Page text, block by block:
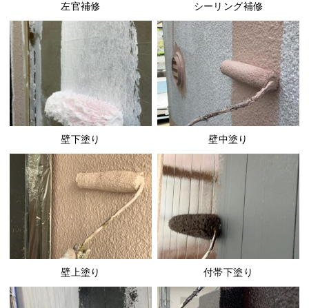
左官補修 シーリング補修
壁下塗り 壁中塗り
壁上塗り 付帯下塗り